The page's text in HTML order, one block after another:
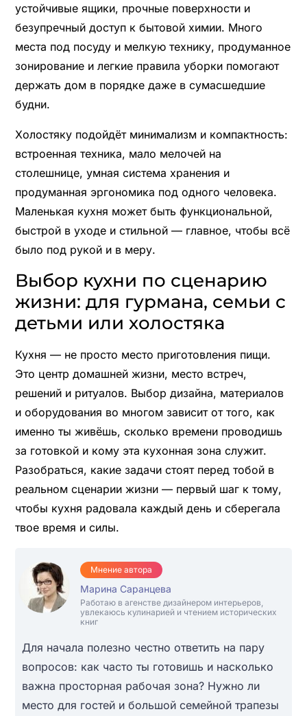
устойчивые ящики, прочные поверхности и
безупречный доступ к бытовой химии. Много
места под посуду и мелкую технику, продуманное
зонирование и легкие правила уборки помогают
держать дом в порядке даже в сумасшедшие
будни.
Холостяку подойдёт минимализм и компактность:
встроенная техника, мало мелочей на
столешнице, умная система хранения и
продуманная эргономика под одного человека.
Маленькая кухня может быть функциональной,
быстрой в уходе и стильной — главное, чтобы всё
было под рукой и в меру.
Выбор кухни по сценарию
жизни: для гурмана, семьи с
детьми или холостяка
Кухня — не просто место приготовления пищи.
Это центр домашней жизни, место встреч,
решений и ритуалов. Выбор дизайна, материалов
и оборудования во многом зависит от того, как
именно ты живёшь, сколько времени проводишь
за готовкой и кому эта кухонная зона служит.
Разобраться, какие задачи стоят перед тобой в
реальном сценарии жизни — первый шаг к тому,
чтобы кухня радовала каждый день и сберегала
твое время и силы.
Мнение автора
Марина Саранцева
Работаю в агенстве дизайнером интерьеров,
увлекаюсь кулинарией и чтением исторических
книг
Для начала полезно честно ответить на пару
вопросов: как часто ты готовишь и насколько
важна просторная рабочая зона? Нужно ли
место для гостей и большой семейной трапезы